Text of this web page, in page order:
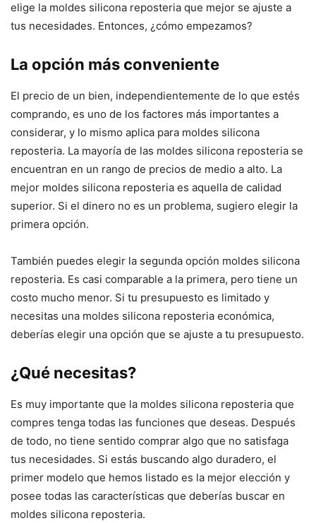
elige la moldes silicona reposteria que mejor se ajuste a
tus necesidades. Entonces, ¿cómo empezamos?
La opción más conveniente
El precio de un bien, independientemente de lo que estés
comprando, es uno de los factores más importantes a
considerar, y lo mismo aplica para moldes silicona
reposteria. La mayoría de las moldes silicona reposteria se
encuentran en un rango de precios de medio a alto. La
mejor moldes silicona reposteria es aquella de calidad
superior. Si el dinero no es un problema, sugiero elegir la
primera opción.
También puedes elegir la segunda opción moldes silicona
reposteria. Es casi comparable a la primera, pero tiene un
costo mucho menor. Si tu presupuesto es limitado y
necesitas una moldes silicona reposteria económica,
deberías elegir una opción que se ajuste a tu presupuesto.
¿Qué necesitas?
Es muy importante que la moldes silicona reposteria que
compres tenga todas las funciones que deseas. Después
de todo, no tiene sentido comprar algo que no satisfaga
tus necesidades. Si estás buscando algo duradero, el
primer modelo que hemos listado es la mejor elección y
posee todas las características que deberías buscar en
moldes silicona reposteria.